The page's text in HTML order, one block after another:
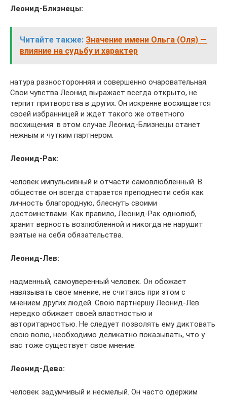
Леонид-Близнецы:
Читайте также: Значение имени Ольга (Оля) —
влияние на судьбу и характер
натура разносторонняя и совершенно очаровательная.
Свои чувства Леонид выражает всегда открыто, не
терпит притворства в других. Он искренне восхищается
своей избранницей и ждет такого же ответного
восхищения: в этом случае Леонид-Близнецы станет
нежным и чутким партнером.
Леонид-Рак:
человек импульсивный и отчасти самовлюбленный. В
обществе он всегда старается преподнести себя как
личность благородную, блеснуть своими
достоинствами. Как правило, Леонид-Рак однолюб,
хранит верность возлюбленной и никогда не нарушит
взятые на себя обязательства.
Леонид-Лев:
надменный, самоуверенный человек. Он обожает
навязывать свое мнение, не считаясь при этом с
мнением других людей. Свою партнершу Леонид-Лев
нередко обижает своей властностью и
авторитарностью. Не следует позволять ему диктовать
свою волю, необходимо деликатно показывать, что у
вас тоже существует свое мнение.
Леонид-Дева:
человек задумчивый и несмелый. Он часто одержим